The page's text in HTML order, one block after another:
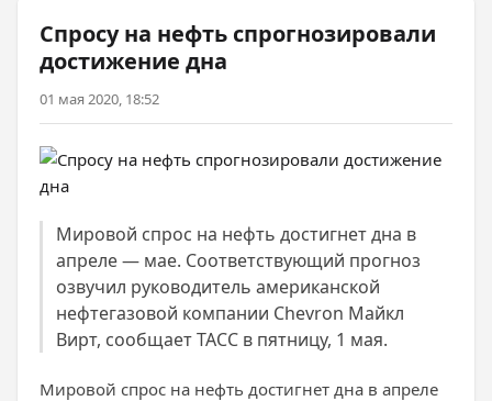
Спросу на нефть спрогнозировали
достижение дна
01 мая 2020, 18:52
Мировой спрос на нефть достигнет дна в
апреле — мае. Соответствующий прогноз
озвучил руководитель американской
нефтегазовой компании Chevron Майкл
Вирт, сообщает ТАСС в пятницу, 1 мая.
Мировой спрос на нефть достигнет дна в апреле